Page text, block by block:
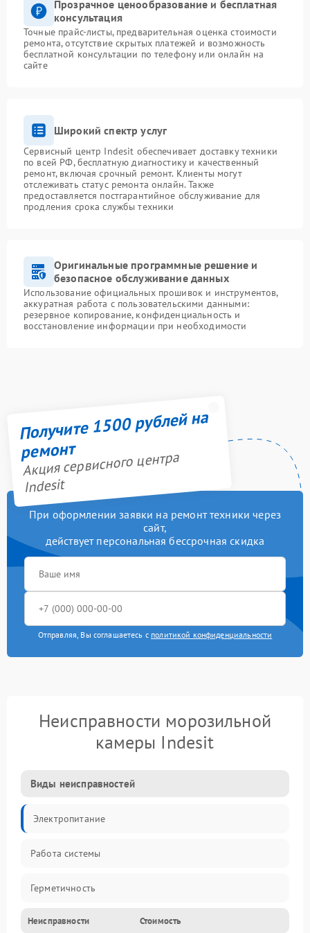
Прозрачное ценообразование и бесплатная
консультация
Точные прайс-листы, предварительная оценка стоимости
ремонта, отсутствие скрытых платежей и возможность
бесплатной консультации по телефону или онлайн на
сайте
Широкий спектр услуг
Сервисный центр Indesit обеспечивает доставку техники
по всей РФ, бесплатную диагностику и качественный
ремонт, включая срочный ремонт. Клиенты могут
отслеживать статус ремонта онлайн. Также
предоставляется постгарантийное обслуживание для
продления срока службы техники
Оригинальные программные решение и
безопасное обслуживание данных
Использование официальных прошивок и инструментов,
аккуратная работа с пользовательскими данными:
резервное копирование, конфиденциальность и
восстановление информации при необходимости
Получите 1500 рублей на
ремонт
Акция сервисного центра
Indesit
При оформлении заявки на ремонт техники через
сайт,
действует персональная бессрочная скидка
Отправляя, Вы соглашаетесь с политикой конфиденциальности
Неисправности морозильной
камеры Indesit
Виды неисправностей
Электропитание
Работа системы
Герметичность
Механика
Неисправности Стоимость